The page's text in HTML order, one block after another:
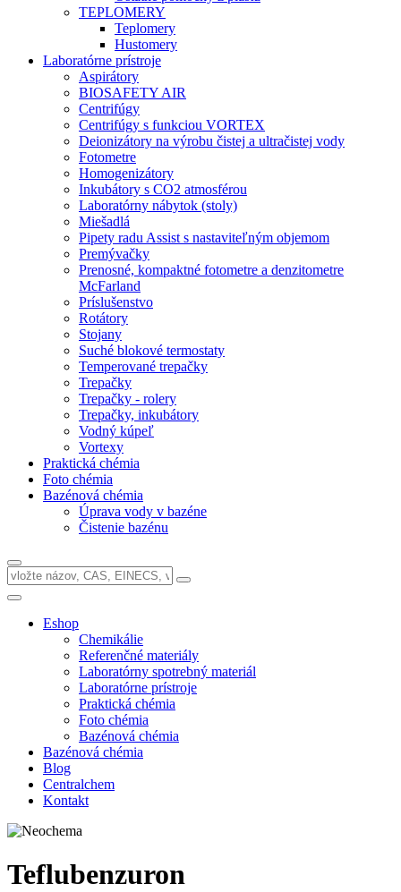
TEPLOMERY
Teplomery
Hustomery
Laboratórne prístroje
Aspirátory
BIOSAFETY AIR
Centrifúgy
Centrifúgy s funkciou VORTEX
Deionizátory na výrobu čistej a ultračistej vody
Fotometre
Homogenizátory
Inkubátory s CO2 atmosférou
Laboratórny nábytok (stoly)
Miešadlá
Pipety radu Assist s nastaviteľným objemom
Premývačky
Prenosné, kompaktné fotometre a denzitometre
McFarland
Príslušenstvo
Rotátory
Stojany
Suché blokové termostaty
Temperované trepačky
Trepačky
Trepačky - rolery
Trepačky, inkubátory
Vodný kúpeľ
Vortexy
Praktická chémia
Foto chémia
Bazénová chémia
Úprava vody v bazéne
Čistenie bazénu
Eshop
Chemikálie
Referenčné materiály
Laboratórny spotrebný materiál
Laboratórne prístroje
Praktická chémia
Foto chémia
Bazénová chémia
Bazénová chémia
Blog
Centralchem
Kontakt
Teflubenzuron